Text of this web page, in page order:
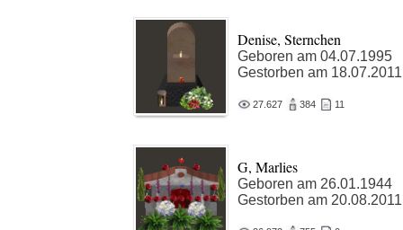
Denise, Sternchen
Geboren am 04.07.1995
Gestorben am 18.07.2011
27.627 384 11
G, Marlies
Geboren am 26.01.1944
Gestorben am 20.08.2011